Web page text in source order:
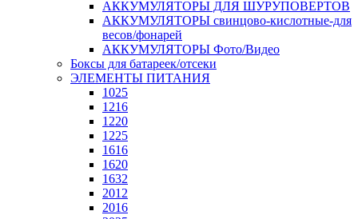
АККУМУЛЯТОРЫ ДЛЯ ШУРУПОВЕРТОВ
АККУМУЛЯТОРЫ свинцово-кислотные-для
весов/фонарей
АККУМУЛЯТОРЫ Фото/Видео
Боксы для батареек/отсеки
ЭЛЕМЕНТЫ ПИТАНИЯ
1025
1216
1220
1225
1616
1620
1632
2012
2016